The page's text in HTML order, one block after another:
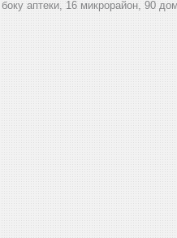
аптеки, 16 микрорайон, 90